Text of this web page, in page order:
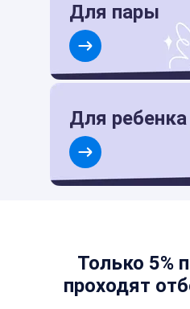
Для пары
Для ребенка
Только 5%
проходят